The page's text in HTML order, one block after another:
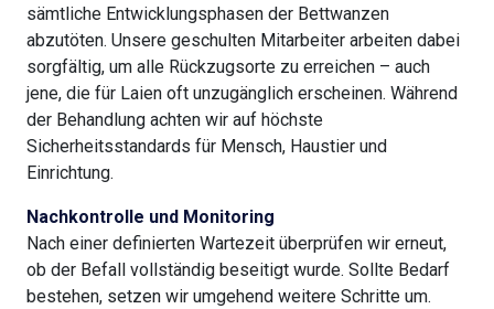
sämtliche Entwicklungsphasen der Bettwanzen
abzutöten. Unsere geschulten Mitarbeiter arbeiten dabei
sorgfältig, um alle Rückzugsorte zu erreichen – auch
jene, die für Laien oft unzugänglich erscheinen. Während
der Behandlung achten wir auf höchste
Sicherheitsstandards für Mensch, Haustier und
Einrichtung.
Nachkontrolle und Monitoring
Nach einer definierten Wartezeit überprüfen wir erneut,
ob der Befall vollständig beseitigt wurde. Sollte Bedarf
bestehen, setzen wir umgehend weitere Schritte um.